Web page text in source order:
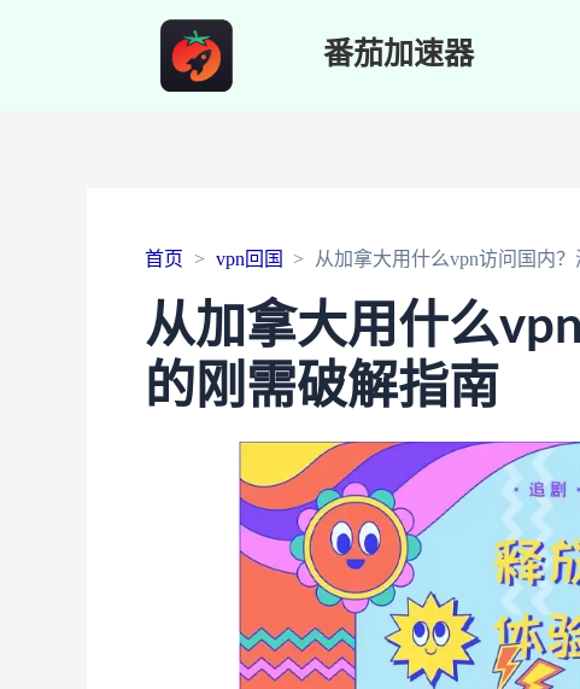
番茄加速器
首页 vpn回国 从加拿大用什么vpn访问国内
从加拿大用什么
的刚需破解指南